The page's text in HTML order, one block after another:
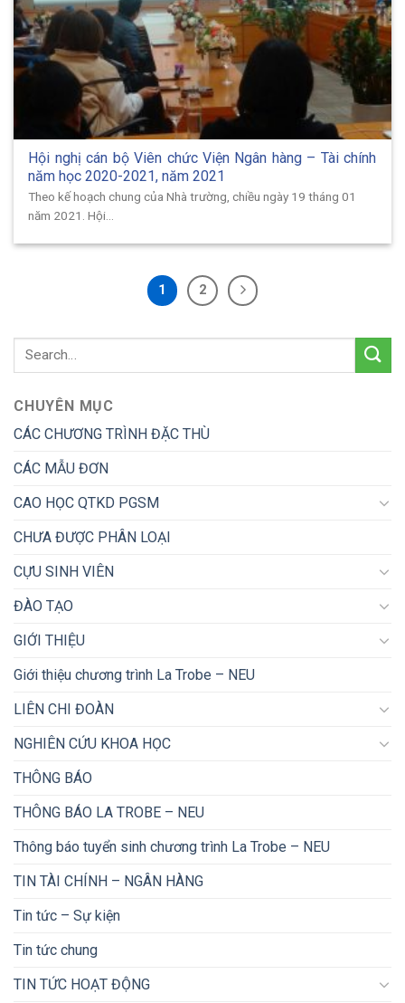
Hội nghị cán bộ Viên chức Viện Ngân hàng – Tài chính
năm học 2020-2021, năm 2021
Theo kế hoạch chung của Nhà trường, chiều ngày 19 tháng 01
năm 2021. Hội...
1 2
CHUYÊN MỤC
CÁC CHƯƠNG TRÌNH ĐẶC THÙ
CÁC MẪU ĐƠN
CAO HỌC QTKD PGSM
CHƯA ĐƯỢC PHÂN LOẠI
CỰU SINH VIÊN
ĐÀO TẠO
GIỚI THIỆU
Giới thiệu chương trình La Trobe – NEU
LIÊN CHI ĐOÀN
NGHIÊN CỨU KHOA HỌC
THÔNG BÁO
THÔNG BÁO LA TROBE – NEU
Thông báo tuyển sinh chương trình La Trobe – NEU
TIN TÀI CHÍNH – NGÂN HÀNG
Tin tức – Sự kiện
Tin tức chung
TIN TỨC HOẠT ĐỘNG